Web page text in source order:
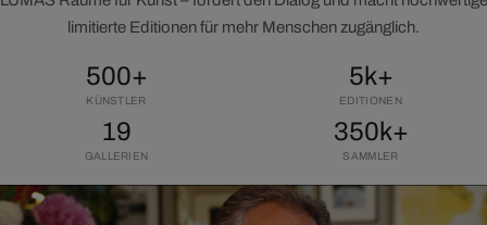
limitierte Editionen für mehr Menschen zugänglich.
500+
KÜNSTLER
5k+
EDITIONEN
19
GALLERIEN
350k+
SAMMLER